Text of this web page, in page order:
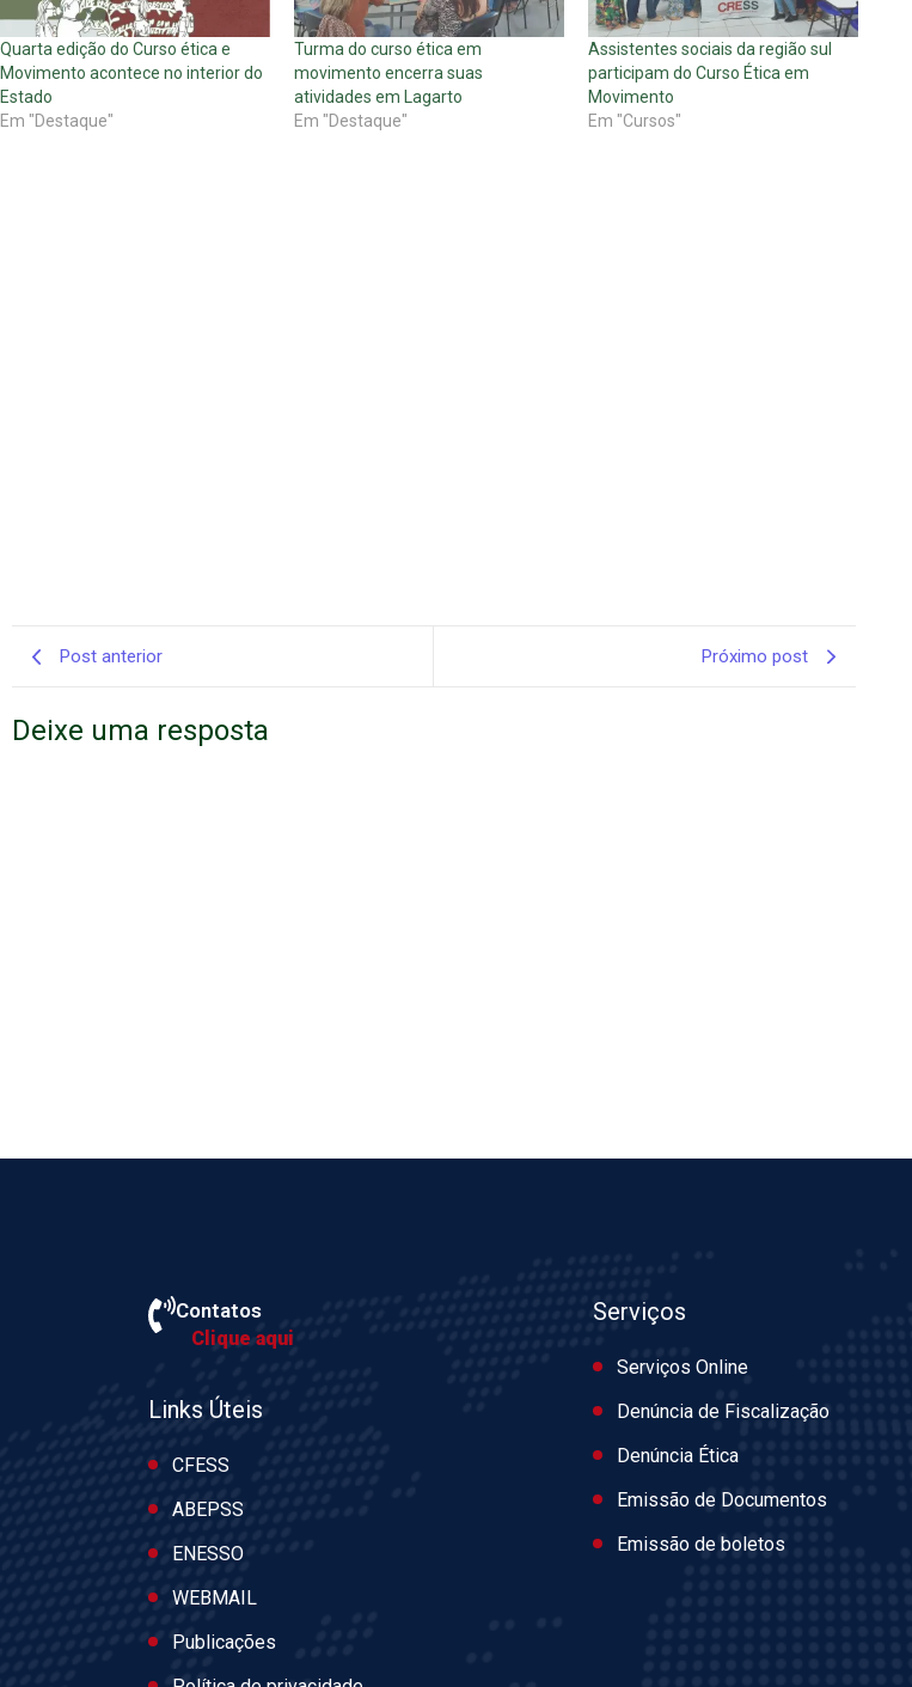
Quarta edição do Curso ética e
Movimento acontece no interior do
Estado
Em "Destaque"
Turma do curso ética em
movimento encerra suas
atividades em Lagarto
Em "Destaque"
Assistentes sociais da região sul
participam do Curso Ética em
Movimento
Em "Cursos"
Post anterior Próximo post
Deixe uma resposta
Contatos
Clique aqui
Links Úteis
CFESS
ABEPSS
ENESSO
WEBMAIL
Publicações
Serviços
Serviços Online
Denúncia de Fiscalização
Denúncia Ética
Emissão de Documentos
Emissão de boletos